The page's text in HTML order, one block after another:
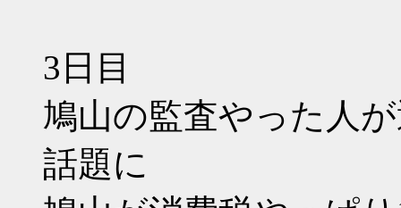
3日目
鳩山の監査やった人
話題に